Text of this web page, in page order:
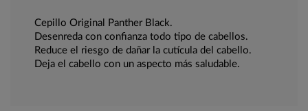
Cepillo Original Panther Black.
Desenreda con confianza todo tipo de cabellos.
Reduce el riesgo de dañar la cutícula del cabello.
Deja el cabello con un aspecto más saludable.